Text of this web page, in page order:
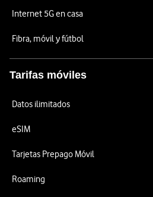
Internet 5G en casa
Fibra, móvil y fútbol
Tarifas móviles
Datos ilimitados
eSIM
Tarjetas Prepago Móvil
Roaming